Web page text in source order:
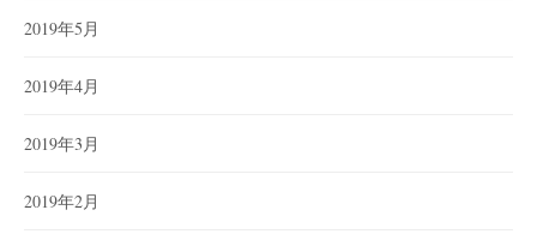
2019年5月
2019年4月
2019年3月
2019年2月